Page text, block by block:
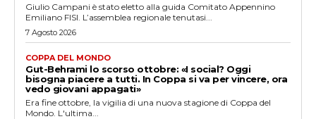
Giulio Campani è stato eletto alla guida Comitato Appennino
Emiliano FISI. L’assemblea regionale tenutasi...
7 Agosto 2026
COPPA DEL MONDO
Gut-Behrami lo scorso ottobre: «I social? Oggi
bisogna piacere a tutti. In Coppa si va per vincere, ora
vedo giovani appagati»
Era fine ottobre, la vigilia di una nuova stagione di Coppa del
Mondo. L'ultima...